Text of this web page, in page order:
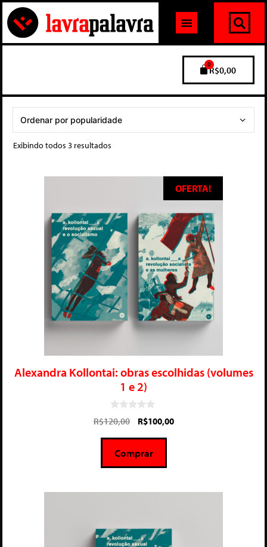
R$0,00
0
Exibindo todos 3 resultados
OFERTA!
Alexandra Kollontai: obras escolhidas (volumes
1 e 2)
0
d
5
R$120,00 R$100,00
Comprar